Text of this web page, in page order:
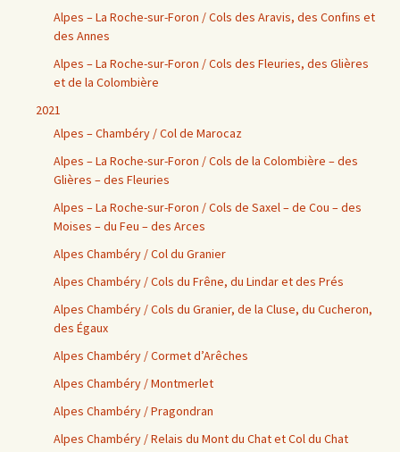
Alpes – La Roche-sur-Foron / Cols des Aravis, des Confins et
des Annes
Alpes – La Roche-sur-Foron / Cols des Fleuries, des Glières
et de la Colombière
2021
Alpes – Chambéry / Col de Marocaz
Alpes – La Roche-sur-Foron / Cols de la Colombière – des
Glières – des Fleuries
Alpes – La Roche-sur-Foron / Cols de Saxel – de Cou – des
Moises – du Feu – des Arces
Alpes Chambéry / Col du Granier
Alpes Chambéry / Cols du Frêne, du Lindar et des Prés
Alpes Chambéry / Cols du Granier, de la Cluse, du Cucheron,
des Égaux
Alpes Chambéry / Cormet d’Arêches
Alpes Chambéry / Montmerlet
Alpes Chambéry / Pragondran
Alpes Chambéry / Relais du Mont du Chat et Col du Chat